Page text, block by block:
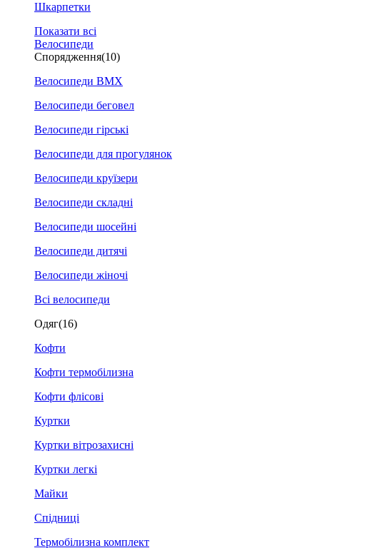
Шкарпетки
Показати всі
Велосипеди
Спорядження(10)
Велосипеди BMX
Велосипеди беговел
Велосипеди гірські
Велосипеди для прогулянок
Велосипеди круїзери
Велосипеди складні
Велосипеди шосейні
Велосипеди дитячі
Велосипеди жіночі
Всі велосипеди
Одяг(16)
Кофти
Кофти термобілизна
Кофти флісові
Куртки
Куртки вітрозахисні
Куртки легкі
Майки
Спідниці
Термобілизна комплект